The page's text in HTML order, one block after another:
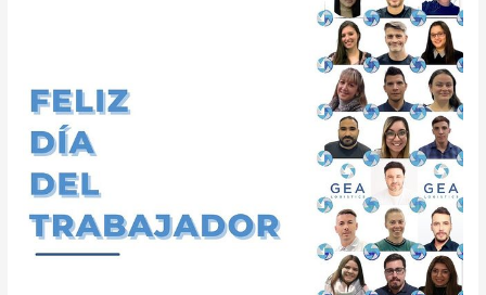
trabajador!
👷🏾‍♂️
👷🏼‍♀️